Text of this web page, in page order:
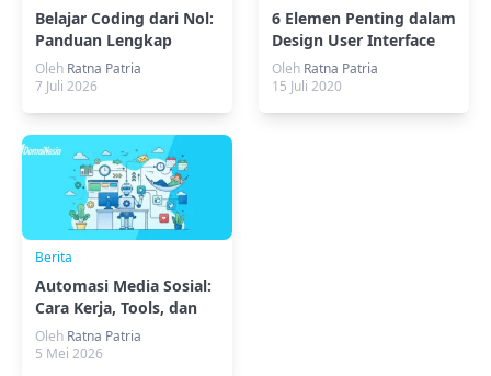
Belajar Coding dari Nol:
Panduan Lengkap
untuk Pemula
Oleh Ratna Patria
7 Juli 2026
6 Elemen Penting dalam
Design User Interface
(UI)
Oleh Ratna Patria
15 Juli 2020
Berita
Automasi Media Sosial:
Cara Kerja, Tools, dan
Strategi Efektif
Oleh Ratna Patria
5 Mei 2026